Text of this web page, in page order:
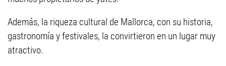
Además, la riqueza cultural de Mallorca, con su historia,
gastronomía y festivales, la convirtieron en un lugar muy
atractivo.